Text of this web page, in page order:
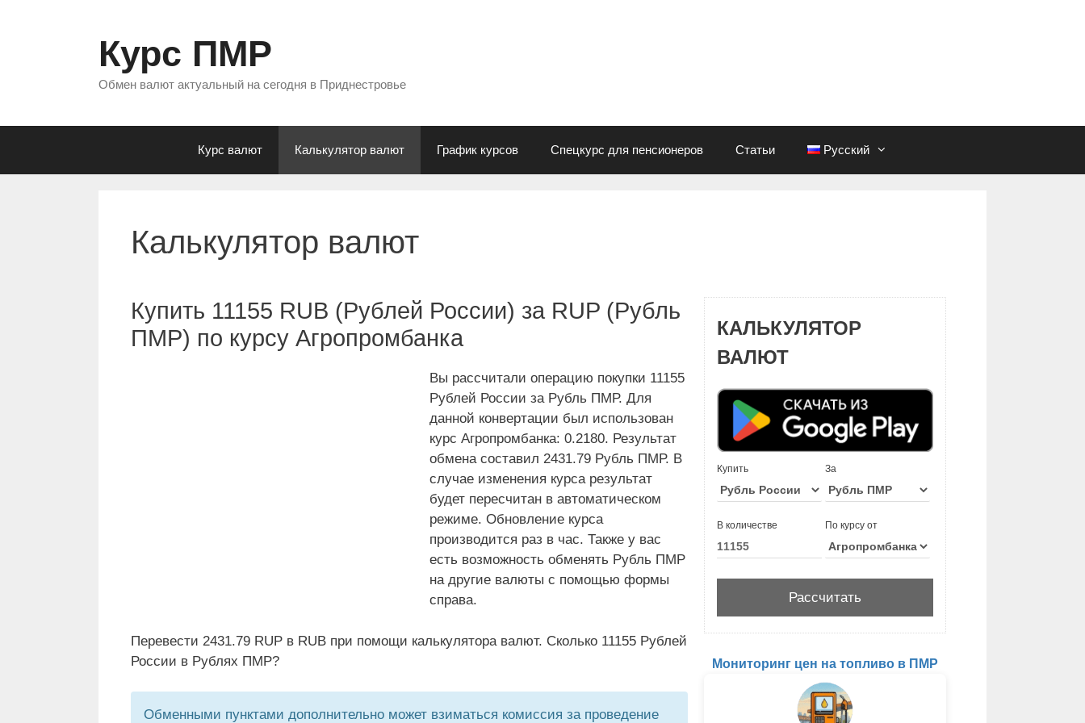
Курс ПМР
Обмен валют актуальный на сегодня в Приднестровье
Курс валют Калькулятор валют График курсов Спецкурс для пенсионеров Статьи Русский
Калькулятор валют
Купить 11155 RUB (Рублей России) за RUP (Рубль
ПМР) по курсу Агропромбанка
Вы рассчитали операцию покупки 11155
Рублей России за Рубль ПМР. Для
данной конвертации был использован
курс Агропромбанка: 0.2180. Результат
обмена составил 2431.79 Рубль ПМР. В
случае изменения курса результат
будет пересчитан в автоматическом
режиме. Обновление курса
производится раз в час. Также у вас
есть возможность обменять Рубль ПМР
на другие валюты с помощью формы
справа.
Перевести 2431.79 RUP в RUB при помощи калькулятора валют. Сколько 11155 Рублей
России в Рублях ПМР?
Обменными пунктами дополнительно может взиматься комиссия за проведение
КАЛЬКУЛЯТОР
ВАЛЮТ
Купить За
В количестве По курсу от
Мониторинг цен на топливо в ПМР